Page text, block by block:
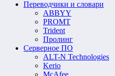
Переводчики и словари
ABBYY
PROMT
Trident
Пролинг
Серверное ПО
ALT-N Technologies
Kerio
McAfee